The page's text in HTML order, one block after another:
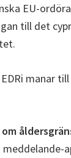
EU-
till det
manar